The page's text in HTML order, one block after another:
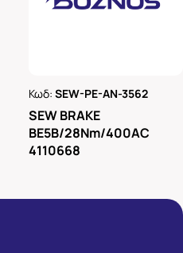
Κωδ:SEW-PE-AN-3562
SEW BRAKE
BE5B/28Nm/400AC
4110668